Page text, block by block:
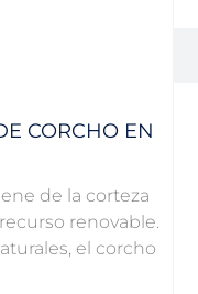
CORCHO EN
de la corteza
renovable.
el corcho